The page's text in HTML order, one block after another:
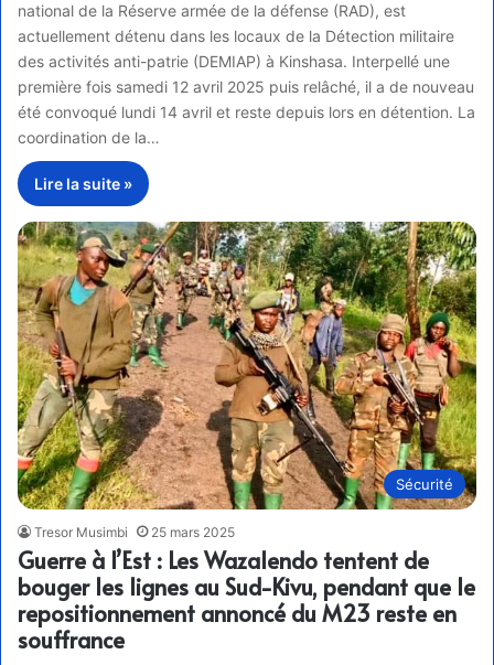
national de la Réserve armée de la défense (RAD), est
actuellement détenu dans les locaux de la Détection militaire
des activités anti-patrie (DEMIAP) à Kinshasa. Interpellé une
première fois samedi 12 avril 2025 puis relâché, il a de nouveau
été convoqué lundi 14 avril et reste depuis lors en détention. La
coordination de la…
Lire la suite »
Sécurité
Tresor Musimbi 25 mars 2025
Guerre à l’Est : Les Wazalendo tentent de
bouger les lignes au Sud-Kivu, pendant que le
repositionnement annoncé du M23 reste en
souffrance